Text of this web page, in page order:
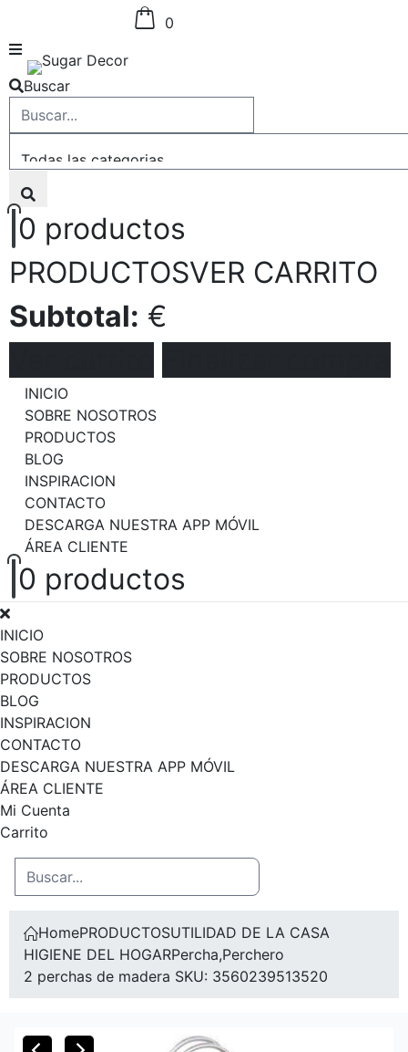
0
Buscar
0 productos
PRODUCTOSVER CARRITO
Subtotal: €
INICIO
SOBRE NOSOTROS
PRODUCTOS
BLOG
INSPIRACION
CONTACTO
DESCARGA NUESTRA APP MÓVIL
ÁREA CLIENTE
0 productos
INICIO
SOBRE NOSOTROS
PRODUCTOS
BLOG
INSPIRACION
CONTACTO
DESCARGA NUESTRA APP MÓVIL
ÁREA CLIENTE
Mi Cuenta
Carrito
HomePRODUCTOSUTILIDAD DE LA CASA
HIGIENE DEL HOGARPercha,Perchero
2 perchas de madera SKU: 3560239513520